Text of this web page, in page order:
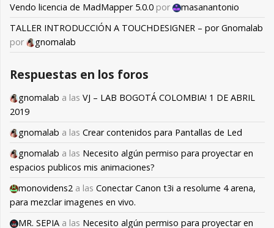
Vendo licencia de MadMapper 5.0.0 por
masanantonio
TALLER INTRODUCCIÓN A TOUCHDESIGNER – por Gnomalab
por
gnomalab
Respuestas en los foros
gnomalab a las VJ – LAB BOGOTÁ COLOMBIA! 1 DE ABRIL
2019
gnomalab a las Crear contenidos para Pantallas de Led
gnomalab a las Necesito algún permiso para proyectar en
espacios publicos mis animaciones?
monovidens2 a las Conectar Canon t3i a resolume 4 arena,
para mezclar imagenes en vivo.
MR. SEPIA a las Necesito algún permiso para proyectar en